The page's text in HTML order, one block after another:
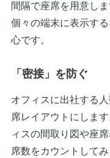
間隔で座席を用意し
個々の端末に表示す
心です。
「密接」を防ぐ
オフィスに出社する
席レイアウトにしま
ィスの間取り図や座
席数をカウントして